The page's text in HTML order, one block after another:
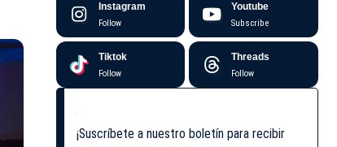
Instagram
Follow
Youtube
Subscribe
Tiktok
Follow
Threads
Follow
¡Suscríbete a nuestro boletín para recibir